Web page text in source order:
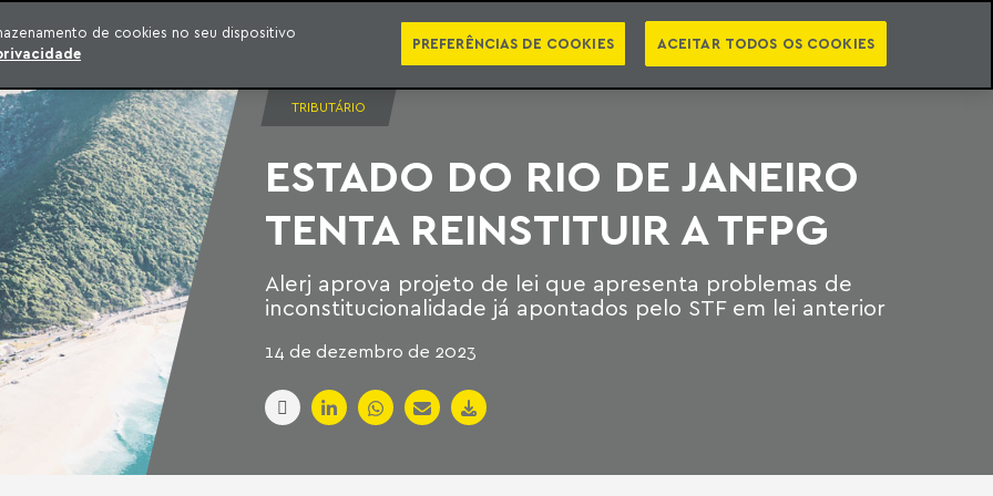
SÉRIES PUBLICAÇÕES EBOOKS PODCASTS NEWSLETTER VIDEOCASTS PT EN CATEGORIAS
TRIBUTÁRIO
ESTADO DO RIO DE JANEIRO
TENTA REINSTITUIR A TFPG
Alerj aprova projeto de lei que apresenta problemas de
inconstitucionalidade já apontados pelo STF em lei anterior
14 de dezembro de 2023
de cookies no seu dispositivo
PREFERÊNCIAS DE COOKIES ACEITAR TODOS OS COOKIES